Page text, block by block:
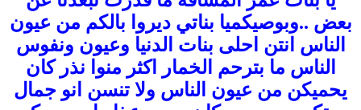
بعض ..وبوصيكميا بناتي ديروا بالكم من عيون
الناس انتن احلى بنات الدنيا وعيون ونفوس
الناس ما بترحم الخمار اكثر منوا نذر كان
يحميكن من عيون الناس ولا تنسن انو جمال